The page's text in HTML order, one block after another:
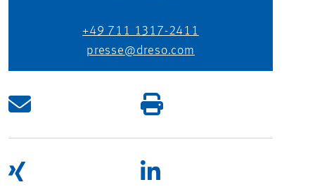
+49 711 1317-2411
presse@dreso.com